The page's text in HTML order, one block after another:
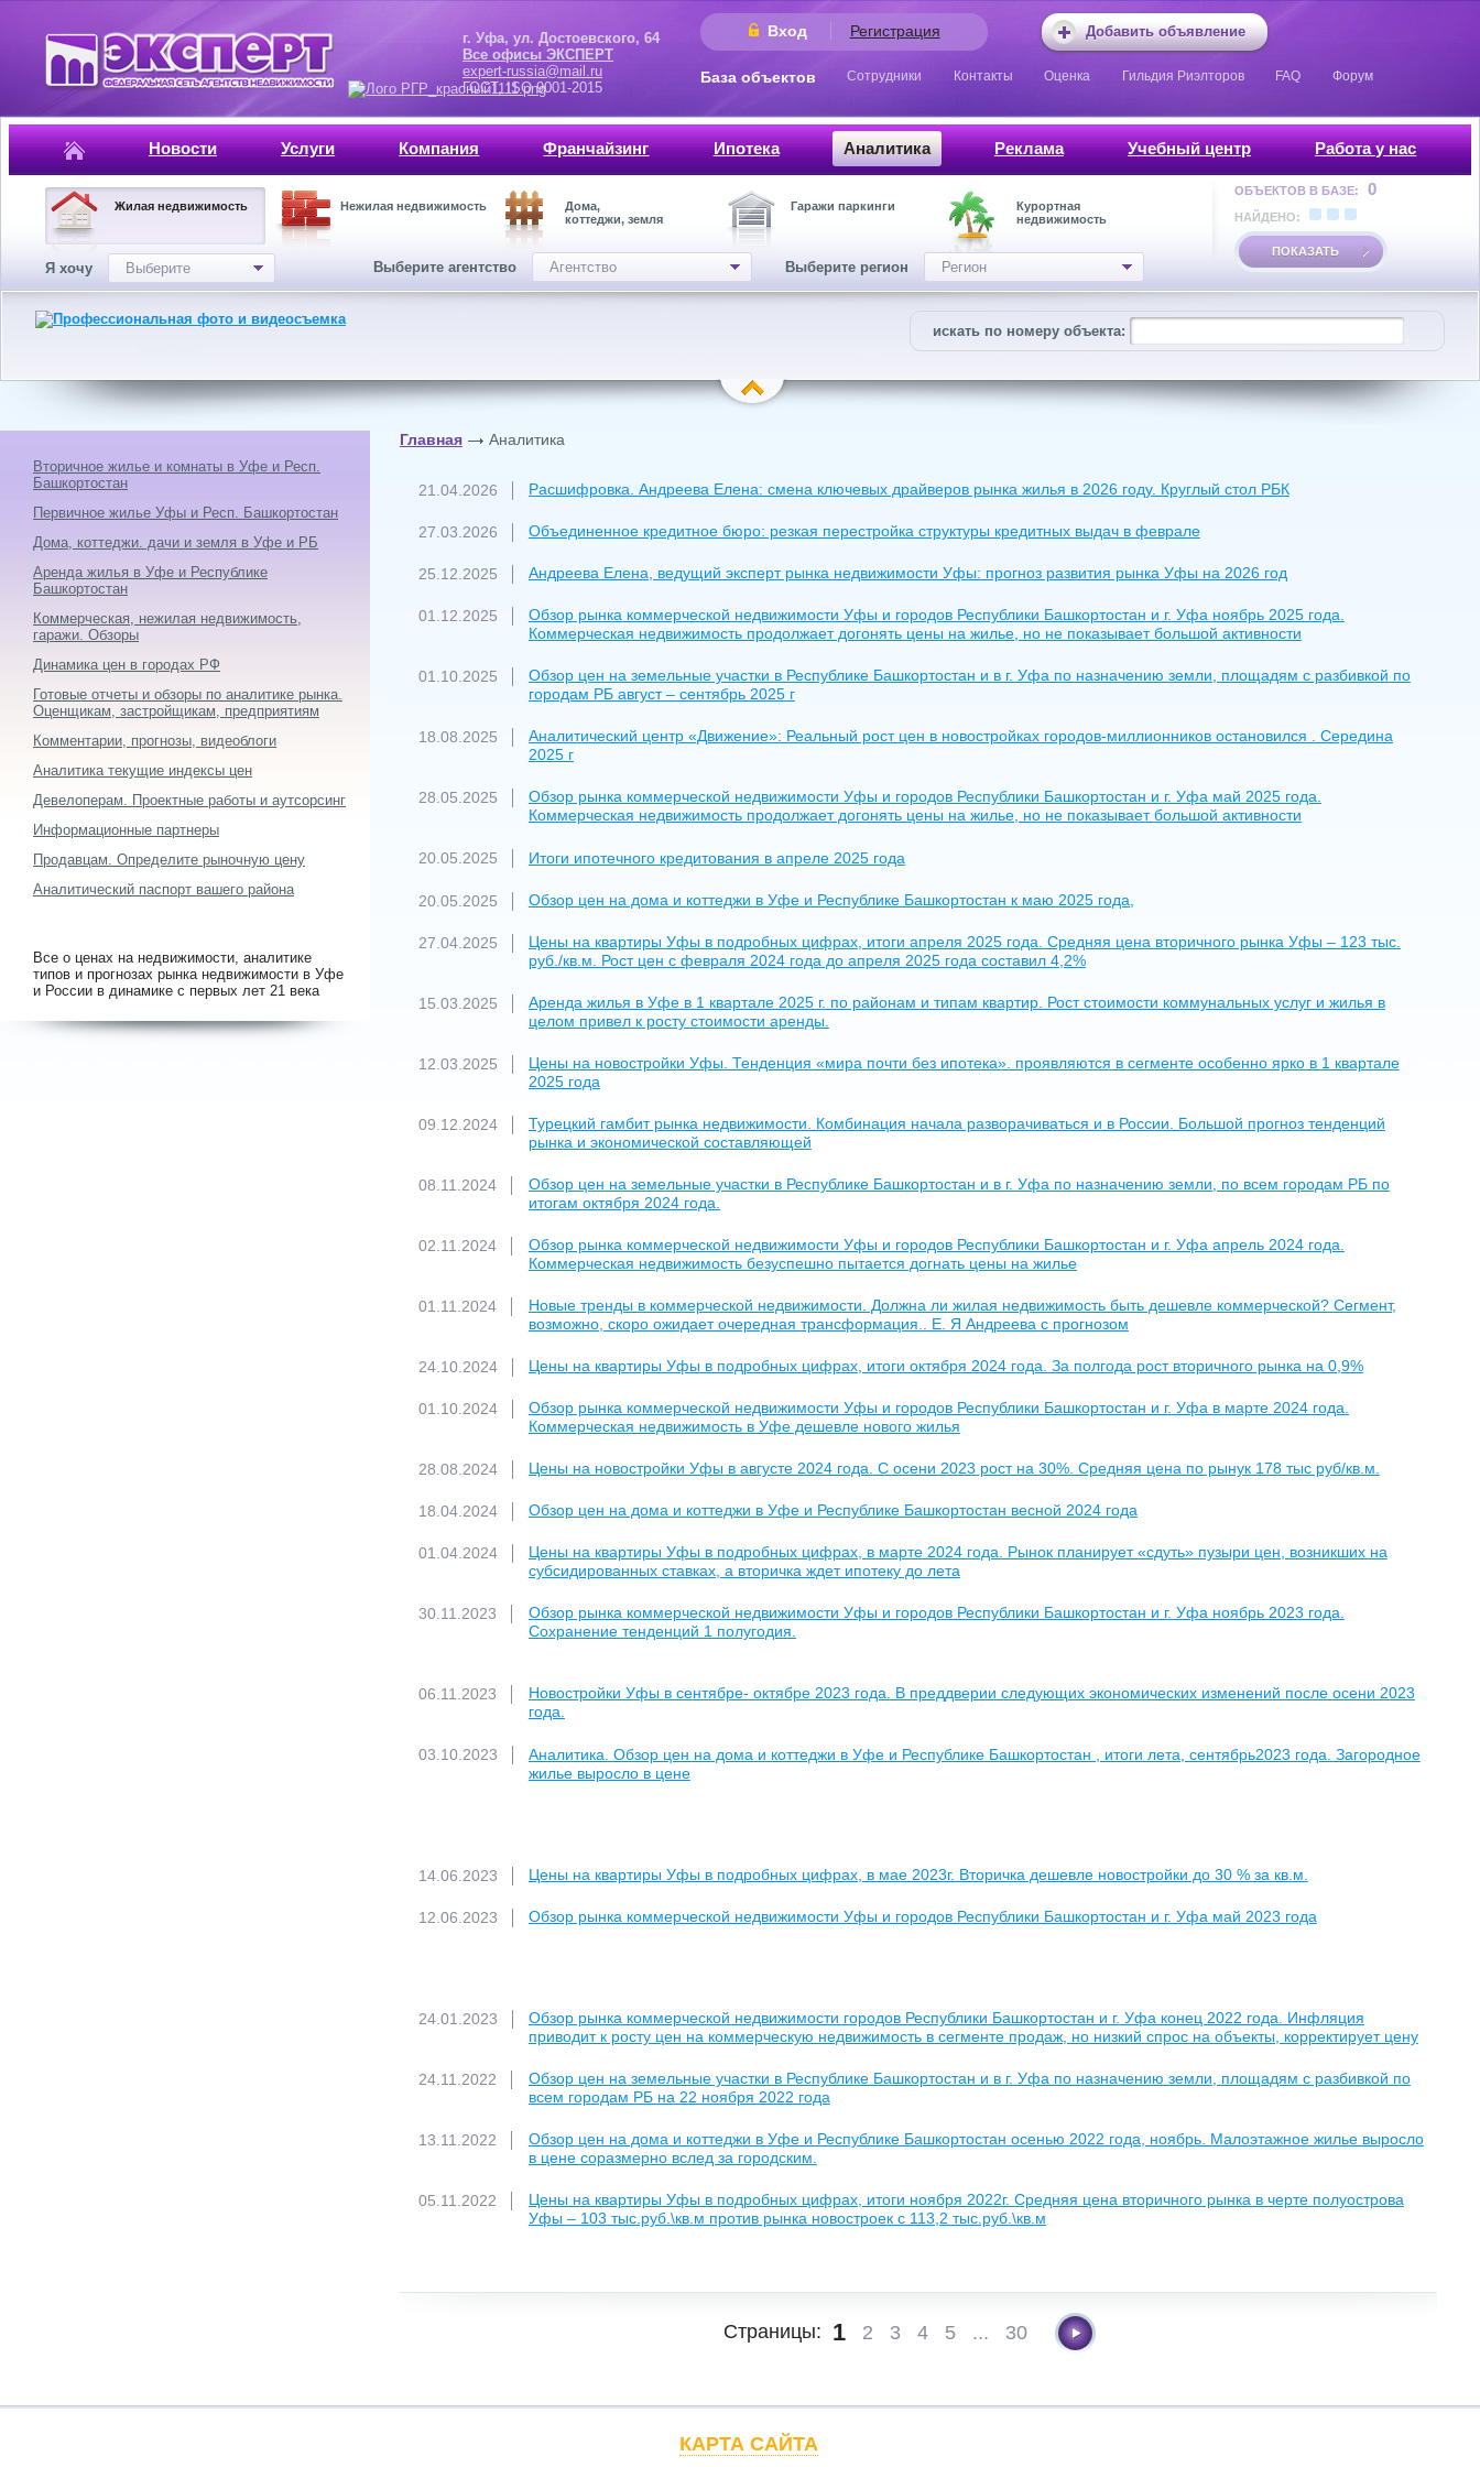
Добавить объявление
Вход Регистрация
г. Уфа, ул. Достоевского, 64
Все офисы ЭКСПЕРТ
expert-russia@mail.ru
ГОСТ, ISO 9001-2015
База объектов Сотрудники Контакты Оценка Гильдия Риэлторов FAQ Форум
Новости Услуги Компания Франчайзинг Ипотека Аналитика Реклама Учебный центр Работа у нас
Жилая недвижимость Нежилая недвижимость
Дома,
коттеджи, земля
Гаражи паркинги
Курортная
недвижимость
Я хочу Выберите Выберите агентство Агентство Выберите регион Регион
ОБЪЕКТОВ В БАЗЕ: 0
НАЙДЕНО:
ПОКАЗАТЬ
искать по номеру объекта:
Главная Аналитика
21.04.2026 Расшифровка. Андреева Елена: смена ключевых драйверов рынка жилья в 2026 году. Круглый стол РБК
27.03.2026 Объединенное кредитное бюро: резкая перестройка структуры кредитных выдач в феврале
25.12.2025 Андреева Елена, ведущий эксперт рынка недвижимости Уфы: прогноз развития рынка Уфы на 2026 год
01.12.2025
Обзор рынка коммерческой недвижимости Уфы и городов Республики Башкортостан и г. Уфа ноябрь 2025 года.
Коммерческая недвижимость продолжает догонять цены на жилье, но не показывает большой активности
01.10.2025
Обзор цен на земельные участки в Республике Башкортостан и в г. Уфа по назначению земли, площадям с разбивкой по
городам РБ август – сентябрь 2025 г
18.08.2025
Аналитический центр «Движение»: Реальный рост цен в новостройках городов-миллионников остановился . Середина
2025 г
28.05.2025
Обзор рынка коммерческой недвижимости Уфы и городов Республики Башкортостан и г. Уфа май 2025 года.
Коммерческая недвижимость продолжает догонять цены на жилье, но не показывает большой активности
20.05.2025 Итоги ипотечного кредитования в апреле 2025 года
20.05.2025 Обзор цен на дома и коттеджи в Уфе и Республике Башкортостан к маю 2025 года,
27.04.2025
Цены на квартиры Уфы в подробных цифрах, итоги апреля 2025 года. Средняя цена вторичного рынка Уфы – 123 тыс.
руб./кв.м. Рост цен с февраля 2024 года до апреля 2025 года составил 4,2%
15.03.2025
Аренда жилья в Уфе в 1 квартале 2025 г. по районам и типам квартир. Рост стоимости коммунальных услуг и жилья в
целом привел к росту стоимости аренды.
12.03.2025
Цены на новостройки Уфы. Тенденция «мира почти без ипотека». проявляются в сегменте особенно ярко в 1 квартале
2025 года
09.12.2024
Турецкий гамбит рынка недвижимости. Комбинация начала разворачиваться и в России. Большой прогноз тенденций
рынка и экономической составляющей
08.11.2024
Обзор цен на земельные участки в Республике Башкортостан и в г. Уфа по назначению земли, по всем городам РБ по
итогам октября 2024 года.
02.11.2024
Обзор рынка коммерческой недвижимости Уфы и городов Республики Башкортостан и г. Уфа апрель 2024 года.
Коммерческая недвижимость безуспешно пытается догнать цены на жилье
01.11.2024
Новые тренды в коммерческой недвижимости. Должна ли жилая недвижимость быть дешевле коммерческой? Сегмент,
возможно, скоро ожидает очередная трансформация.. Е. Я Андреева с прогнозом
24.10.2024 Цены на квартиры Уфы в подробных цифрах, итоги октября 2024 года. За полгода рост вторичного рынка на 0,9%
01.10.2024
Обзор рынка коммерческой недвижимости Уфы и городов Республики Башкортостан и г. Уфа в марте 2024 года.
Коммерческая недвижимость в Уфе дешевле нового жилья
28.08.2024 Цены на новостройки Уфы в августе 2024 года. С осени 2023 рост на 30%. Средняя цена по рынук 178 тыс руб/кв.м.
18.04.2024 Обзор цен на дома и коттеджи в Уфе и Республике Башкортостан весной 2024 года
01.04.2024
Цены на квартиры Уфы в подробных цифрах, в марте 2024 года. Рынок планирует «сдуть» пузыри цен, возникших на
субсидированных ставках, а вторичка ждет ипотеку до лета
30.11.2023
Обзор рынка коммерческой недвижимости Уфы и городов Республики Башкортостан и г. Уфа ноябрь 2023 года.
Сохранение тенденций 1 полугодия.
06.11.2023
Новостройки Уфы в сентябре- октябре 2023 года. В преддверии следующих экономических изменений после осени 2023
года.
03.10.2023
Аналитика. Обзор цен на дома и коттеджи в Уфе и Республике Башкортостан , итоги лета, сентябрь2023 года. Загородное
жилье выросло в цене
14.06.2023 Цены на квартиры Уфы в подробных цифрах, в мае 2023г. Вторичка дешевле новостройки до 30 % за кв.м.
12.06.2023 Обзор рынка коммерческой недвижимости Уфы и городов Республики Башкортостан и г. Уфа май 2023 года
24.01.2023
Обзор рынка коммерческой недвижимости городов Республики Башкортостан и г. Уфа конец 2022 года. Инфляция
приводит к росту цен на коммерческую недвижимость в сегменте продаж, но низкий спрос на объекты, корректирует цену
24.11.2022
Обзор цен на земельные участки в Республике Башкортостан и в г. Уфа по назначению земли, площадям с разбивкой по
всем городам РБ на 22 ноября 2022 года
13.11.2022
Обзор цен на дома и коттеджи в Уфе и Республике Башкортостан осенью 2022 года, ноябрь. Малоэтажное жилье выросло
в цене соразмерно вслед за городским.
05.11.2022
Цены на квартиры Уфы в подробных цифрах, итоги ноября 2022г. Средняя цена вторичного рынка в черте полуострова
Уфы – 103 тыс.руб.\кв.м против рынка новостроек с 113,2 тыс.руб.\кв.м
Страницы: 1 2 3 4 5 ... 30
Вторичное жилье и комнаты в Уфе и Респ.
Башкортостан
Первичное жилье Уфы и Респ. Башкортостан
Дома, коттеджи. дачи и земля в Уфе и РБ
Аренда жилья в Уфе и Республике
Башкортостан
Коммерческая, нежилая недвижимость,
гаражи. Обзоры
Динамика цен в городах РФ
Готовые отчеты и обзоры по аналитике рынка.
Оценщикам, застройщикам, предприятиям
Комментарии, прогнозы, видеоблоги
Аналитика текущие индексы цен
Девелоперам. Проектные работы и аутсорсинг
Информационные партнеры
Продавцам. Определите рыночную цену
Аналитический паспорт вашего района
Все о ценах на недвижимости, аналитике
типов и прогнозах рынка недвижимости в Уфе
и России в динамике с первых лет 21 века
КАРТА САЙТА